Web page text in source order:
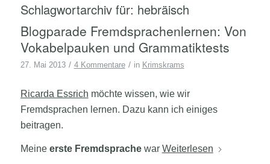
Schlagwortarchiv für: hebräisch
Blogparade Fremdsprachenlernen: Von
Vokabelpauken und Grammatiktests
27. Mai 2013 / 4 Kommentare / in Krimskrams
Ricarda Essrich möchte wissen, wie wir
Fremdsprachen lernen. Dazu kann ich einiges
beitragen.
Meine erste Fremdsprachewar Weiterlesen